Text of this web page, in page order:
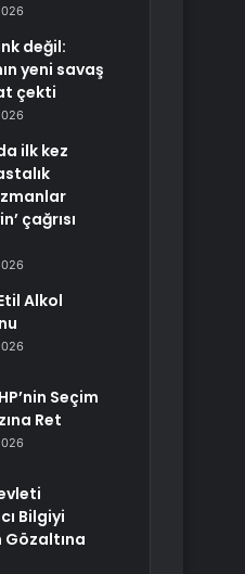
değil:
yeni savaş
çekti
ilk kez
çağrısı
Alkol
Seçim
Ret
Bilgiyi
Gözaltına